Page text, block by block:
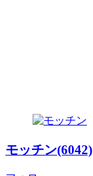
モッチン(6042)